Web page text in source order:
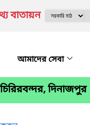
বাতায়ন
আমাদের সেবা
দিনাজপুর